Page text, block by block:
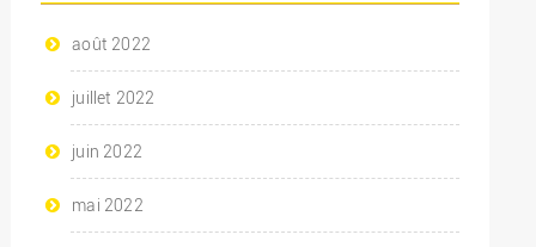
août 2022
juillet 2022
juin 2022
mai 2022